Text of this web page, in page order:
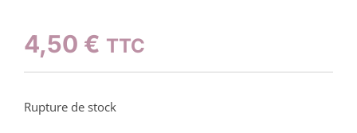
4,50 € TTC
Rupture de stock